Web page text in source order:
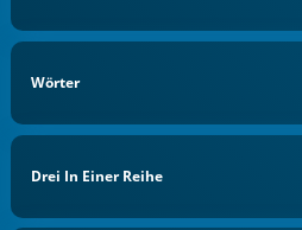
Wörter
Drei In Einer Reihe